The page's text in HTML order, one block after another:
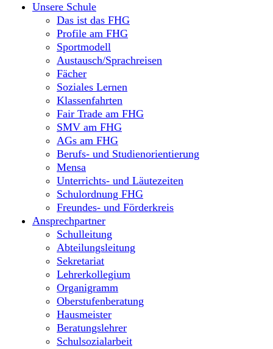
Unsere Schule
Das ist das FHG
Profile am FHG
Sportmodell
Austausch/Sprachreisen
Fächer
Soziales Lernen
Klassenfahrten
Fair Trade am FHG
SMV am FHG
AGs am FHG
Berufs- und Studienorientierung
Mensa
Unterrichts- und Läutezeiten
Schulordnung FHG
Freundes- und Förderkreis
Ansprechpartner
Schulleitung
Abteilungsleitung
Sekretariat
Lehrerkollegium
Organigramm
Oberstufenberatung
Hausmeister
Beratungslehrer
Schulsozialarbeit